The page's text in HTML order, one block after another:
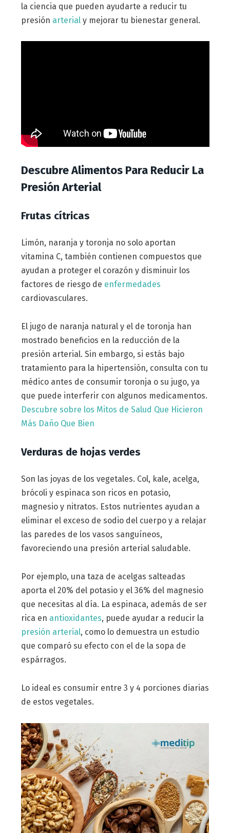
la ciencia que pueden ayudarte a reducir tu
presión arterialy mejorar tu bienestar general.
Descubre Alimentos Para Reducir La
Presión Arterial
Frutas cítricas
Limón, naranja y toronja no solo aportan
vitamina C, también contienen compuestos que
ayudan a proteger el corazón y disminuir los
factores de riesgo de enfermedades
cardiovasculares.
El jugo de naranja natural y el de toronja han
mostrado beneficios en la reducción de la
presión arterial. Sin embargo, si estás bajo
tratamiento para la hipertensión, consulta con tu
médico antes de consumir toronja o su jugo, ya
que puede interferir con algunos medicamentos.
Descubre sobre los Mitos de Salud Que Hicieron
Más Daño Que Bien
Verduras de hojas verdes
Son las joyas de los vegetales. Col, kale, acelga,
brócoli y espinaca son ricos en potasio,
magnesio y nitratos. Estos nutrientes ayudan a
eliminar el exceso de sodio del cuerpo y a relajar
las paredes de los vasos sanguíneos,
favoreciendo una presión arterial saludable.
Por ejemplo, una taza de acelgas salteadas
aporta el 20% del potasio y el 36% del magnesio
que necesitas al día. La espinaca, además de ser
rica en antioxidantes, puede ayudar a reducir la
presión arterial, como lo demuestra un estudio
que comparó su efecto con el de la sopa de
espárragos.
Lo ideal es consumir entre 3 y 4 porciones diarias
de estos vegetales.